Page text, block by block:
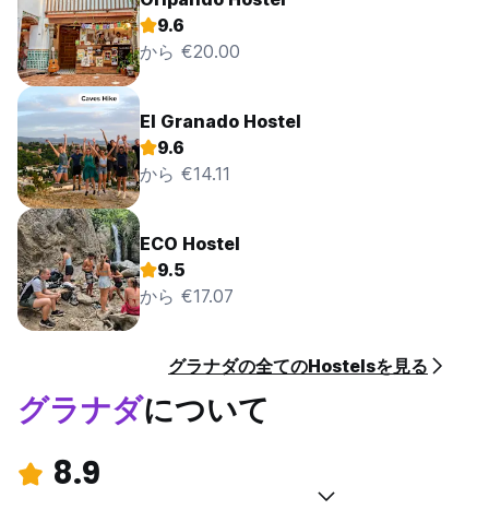
9.6
から €20.00
El Granado Hostel
9.6
から €14.11
ECO Hostel
9.5
から €17.07
グラナダの全てのHostelsを見る
グラナダについて
8.9